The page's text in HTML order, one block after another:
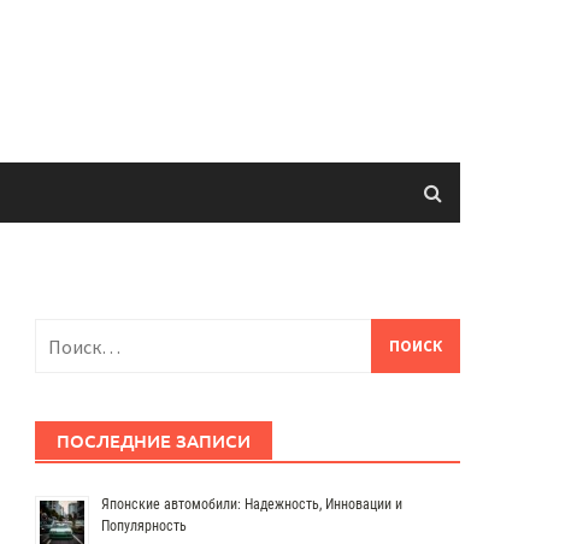
ПОСЛЕДНИЕ ЗАПИСИ
Японские автомобили: Надежность, Инновации и
Популярность